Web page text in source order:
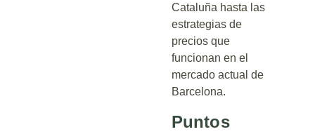
Cataluña hasta las
estrategias de
precios que
funcionan en el
mercado actual de
Barcelona.
Puntos